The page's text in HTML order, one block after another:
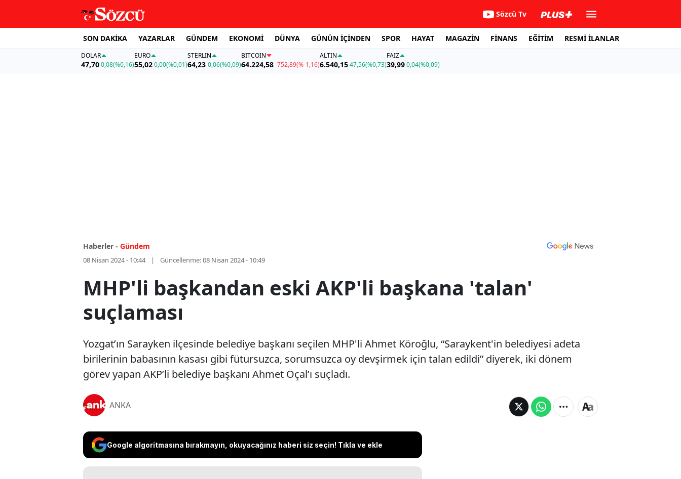
Sözcü Tv
SON DAKİKA YAZARLAR GÜNDEM EKONOMİ DÜNYA GÜNÜN İÇİNDEN SPOR HAYAT MAGAZİN FİNANS EĞİTİM RESMİ İLANLAR
DOLAR
47,700,08(%0,16)
EURO
55,02 0,00(%0,01)
STERLIN
64,23 0,06(%0,09)
BITCOIN
64.224,58-752,89(%-1,16)
ALTIN
6.540,1547,56(%0,73)
FAİZ
39,990,04(%0,09)
Haberler - Gündem
08 Nisan 2024 - 10:44 Güncellenme:08 Nisan 2024 - 10:49
MHP'li başkandan eski AKP'li başkana 'talan'
suçlaması
Yozgat’ın Sarayken ilçesinde belediye başkanı seçilen MHP'li Ahmet Köroğlu, “Saraykent'in belediyesi adeta
birilerinin babasının kasası gibi fütursuzca, sorumsuzca oy devşirmek için talan edildi” diyerek, iki dönem
görev yapan AKP’li belediye başkanı Ahmet Öçal’ı suçladı.
ANKA
Google algoritmasına bırakmayın, okuyacağınız haberi siz seçin! Tıkla ve ekle